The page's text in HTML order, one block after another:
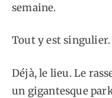
semaine.
Tout y est singulier.
Déjà, le lieu. Le
un gigantesque